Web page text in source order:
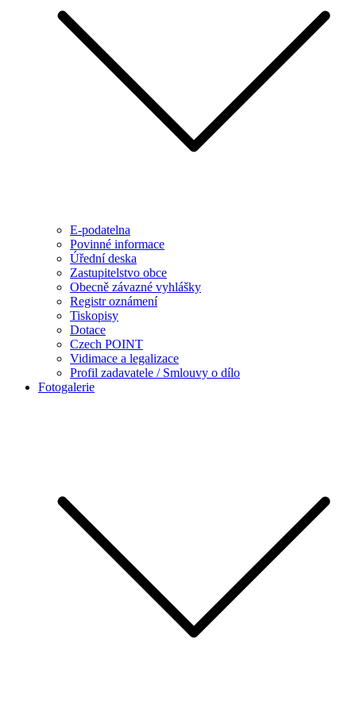
E-podatelna
Povinné informace
Úřední deska
Zastupitelstvo obce
Obecně závazné vyhlášky
Registr oznámení
Tiskopisy
Dotace
Czech POINT
Vidimace a legalizace
Profil zadavatele / Smlouvy o dílo
Fotogalerie